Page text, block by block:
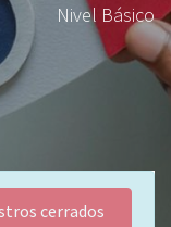
Nivel Básico
cerrados